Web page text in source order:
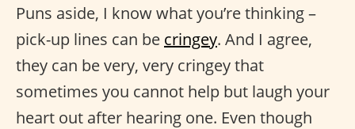
Puns aside, I know what you’re thinking –
pick-up lines can be cringey. And I agree,
they can be very, very cringey that
sometimes you cannot help but laugh your
heart out after hearing one. Even though